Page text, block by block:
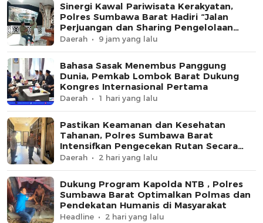
Sinergi Kawal Pariwisata Kerakyatan,
Polres Sumbawa Barat Hadiri “Jalan
Perjuangan dan Sharing Pengelolaan
Pariwisata Bendungan Tiu Suntuk”
Daerah 9 jam yang lalu
Bahasa Sasak Menembus Panggung
Dunia, Pemkab Lombok Barat Dukung
Kongres Internasional Pertama
Daerah 1 hari yang lalu
Pastikan Keamanan dan Kesehatan
Tahanan, Polres Sumbawa Barat
Intensifkan Pengecekan Rutan Secara
Berkala
Daerah 2 hari yang lalu
Dukung Program Kapolda NTB , Polres
Sumbawa Barat Optimalkan Polmas dan
Pendekatan Humanis di Masyarakat
Headline 2 hari yang lalu